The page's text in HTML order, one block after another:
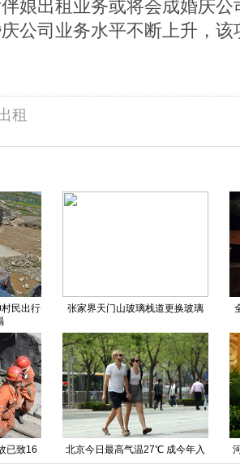
娘出租业务或将会成婚庆
公司业务水平不断上升，
租
民出行
张家界天门山玻璃栈道更换玻璃
已致16
北京今日最高气温27℃ 成今年入
春以来最暖一天